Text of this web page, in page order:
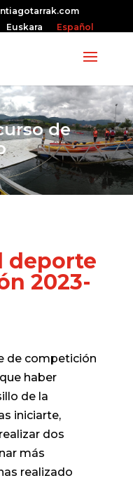
Euskara
Español
de
deporte
2023-
de competición
haber
de la
iniciarte,
dos
más
realizado